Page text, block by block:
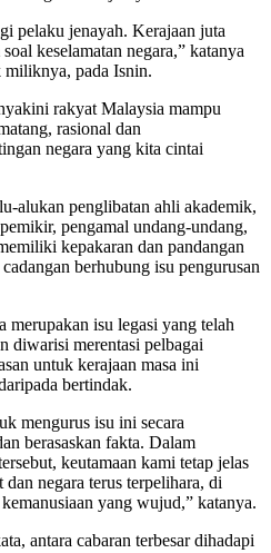
pelaku jenayah. Kerajaan juta
keselamatan negara,” katanya
miliknya, pada Isnin.
rakyat Malaysia mampu
rasional dan
negara yang kita cintai
alukan penglibatan ahli akademik,
pengamal undang-undang,
kepakaran dan pandangan
berhubung isu pengurusan
merupakan isu legasi yang telah
diwarisi merentasi pelbagai
untuk kerajaan masa ini
bertindak.
mengurus isu ini secara
berasaskan fakta. Dalam
keutamaan kami tetap jelas
negara terus terpelihara, di
yang wujud,” katanya.
antara cabaran terbesar dihadapi